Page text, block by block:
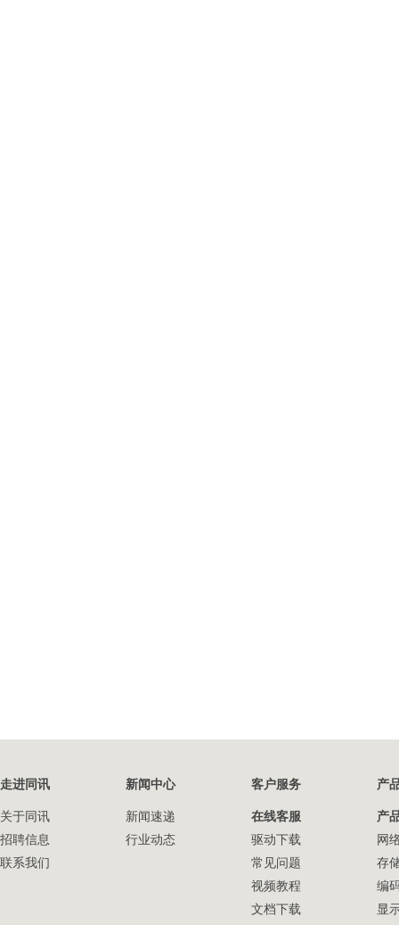
走进同讯
关于同讯
招聘信息
联系我们
新闻中心
新闻速递
行业动态
客户服务
在线客服
驱动下载
常见问题
视频教程
文档下载
产
产
网
存
编
显